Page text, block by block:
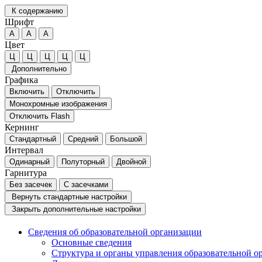
К содержанию
Шрифт
А А А
Цвет
Ц Ц Ц Ц
Ц
Дополнительно
Графика
Включить
Отключить
Монохромные изображения
Отключить Flash
Кернинг
Стандартный Средний Большой
Интервал
Одинарный Полуторный Двойной
Гарнитура
Без засечек
С засечками
Вернуть стандартные настройки
Закрыть дополнительные настройки
Сведения об образовательной организации
Основные сведения
Структура и органы управления образовательной